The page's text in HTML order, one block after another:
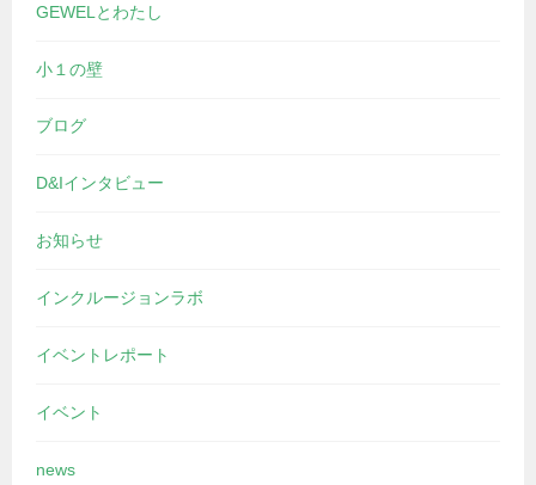
GEWELとわたし
小１の壁
ブログ
D&Iインタビュー
お知らせ
インクルージョンラボ
イベントレポート
イベント
news